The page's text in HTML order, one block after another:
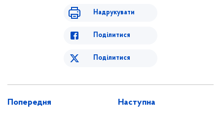
Надрукувати
Поділитися
Поділитися
Попередня Наступна